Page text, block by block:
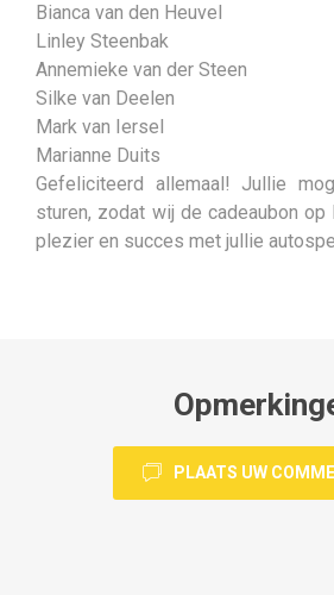
Bianca van den Heuvel
Linley Steenbak
Annemieke van der Steen
Silke van Deelen
Mark van Iersel
Marianne Duits
Gefeliciteerd allemaal! Jullie
sturen, zodat wij de cadeaubon op
plezier en succes met jullie
PLAATS UW